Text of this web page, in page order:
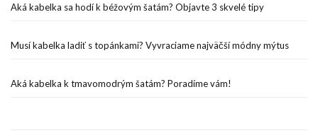
Aká kabelka sa hodí k béžovým šatám? Objavte 3 skvelé tipy
Musí kabelka ladiť s topánkami? Vyvraciame najväčší módny mýtus
Aká kabelka k tmavomodrým šatám? Poradíme vám!